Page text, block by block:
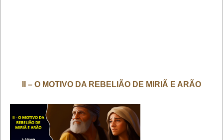
II – O MOTIVO DA REBELIÃO DE MIRIÃ E ARÃO